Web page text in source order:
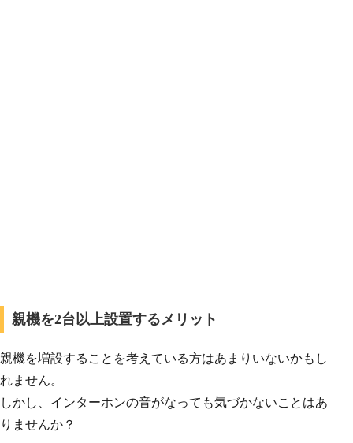
親機を2台以上設置するメリット
親機を増設することを考えている方はあまりいないかもし
れません。
しかし、インターホンの音がなっても気づかないことはあ
りませんか？